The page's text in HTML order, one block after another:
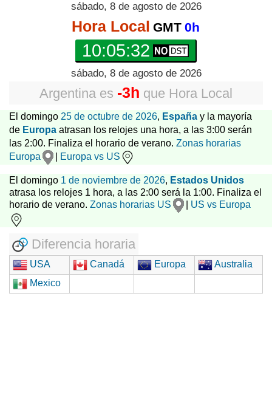
sábado, 8 de agosto de 2026
Hora Local GMT 0h
10:05:32
sábado, 8 de agosto de 2026
Argentina es -3h que Hora Local
El domingo 25 de octubre de 2026, España y la mayoría
de Europa atrasan los relojes una hora, a las 3:00 serán
las 2:00. Finaliza el horario de verano. Zonas horarias
Europa
Europa vs US
El domingo 1 de noviembre de 2026, Estados Unidos
atrasa los relojes 1 hora, a las 2:00 será la 1:00. Finaliza el
horario de verano. Zonas horarias US US vs Europa
Diferencia horaria
USA Canadá Europa
Australia
Mexico